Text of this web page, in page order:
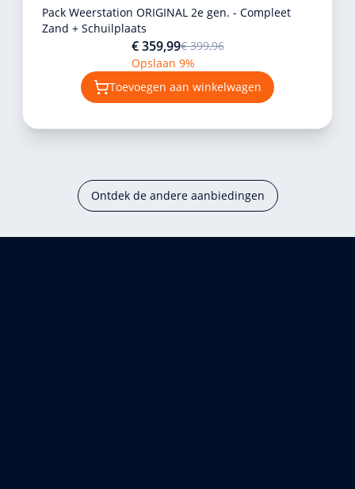
Pack Weerstation ORIGINAL 2e gen. - Compleet
Zand + Schuilplaats
€ 359,99€ 399,96
Opslaan 9%
Toevoegen aan winkelwagen
Ontdek de andere aanbiedingen